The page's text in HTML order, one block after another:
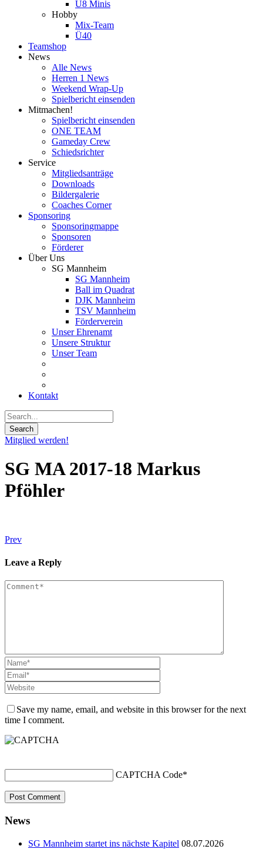
U8 Minis
Hobby
Mix-Team
Ü40
Teamshop
News
Alle News
Herren 1 News
Weekend Wrap-Up
Spielbericht einsenden
Mitmachen!
Spielbericht einsenden
ONE TEAM
Gameday Crew
Schiedsrichter
Service
Mitgliedsanträge
Downloads
Bildergalerie
Coaches Corner
Sponsoring
Sponsoringmappe
Sponsoren
Förderer
Über Uns
SG Mannheim
SG Mannheim
Ball im Quadrat
DJK Mannheim
TSV Mannheim
Förderverein
Unser Ehrenamt
Unsere Struktur
Unser Team
Kontakt
Mitglied werden!
SG MA 2017-18 Markus
Pföhler
Prev
Leave a Reply
Save my name, email, and website in this browser for the next
time I comment.
CAPTCHA Code*
News
SG Mannheim startet ins nächste Kapitel 08.07.2026